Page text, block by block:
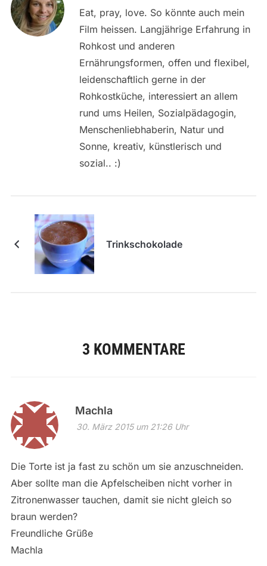
Eat, pray, love. So könnte auch mein
Film heissen. Langjährige Erfahrung in
Rohkost und anderen
Ernährungsformen, offen und flexibel,
leidenschaftlich gerne in der
Rohkostküche, interessiert an allem
rund ums Heilen, Sozialpädagogin,
Menschenliebhaberin, Natur und
Sonne, kreativ, künstlerisch und
sozial.. :)
Trinkschokolade
3 KOMMENTARE
Machla
30. März 2015 um 21:26 Uhr
Die Torte ist ja fast zu schön um sie anzuschneiden.
Aber sollte man die Apfelscheiben nicht vorher in
Zitronenwasser tauchen, damit sie nicht gleich so
braun werden?
Freundliche Grüße
Machla